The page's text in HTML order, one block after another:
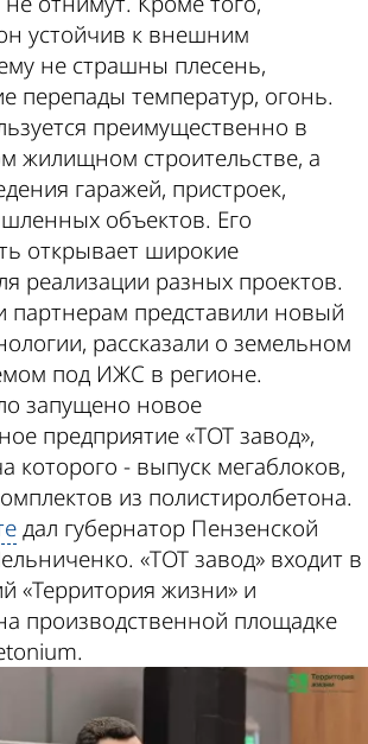
устойчив к внешним
не страшны плесень,
перепады температур, огонь.
преимущественно в
жилищном строительстве, а
гаражей, пристроек,
объектов. Его
открывает широкие
реализации разных проектов.
партнерам представили новый
рассказали о земельном
под ИЖС в регионе.
запущено новое
предприятие «ТОТ завод»,
которого - выпуск мегаблоков,
из полистиролбетона.
дал губернатор Пензенской
«ТОТ завод» входит в
«Территория жизни» и
производственной площадке